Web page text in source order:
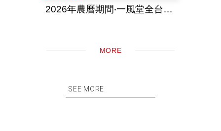
2026年農曆期間‧一風堂全台店鋪營業時間一覽表
MORE
SEE MORE